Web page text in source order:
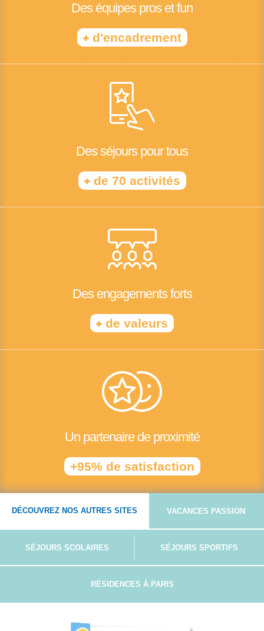
Des équipes pros et fun
+d'encadrement
Des séjours pour tous
+de 70 activités
Des engagements forts
+ de valeurs
Un partenaire de proximité
+95% de satisfaction
DÉCOUVREZ NOS AUTRES SITES VACANCES PASSION
SÉJOURS SCOLAIRES SÉJOURS SPORTIFS
RÉSIDENCES À PARIS